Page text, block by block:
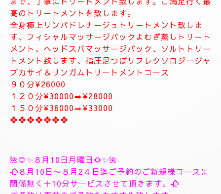
ダブルセラピストコースで日頃の疲れた身体を心ゆく
まで、丁寧にトリートメント致します。ご満足行く最
高のトリートメントを致します。
全身極上リンパドレナージュトリートメント致しま
す、フィシャルマッサージパックよむぎ蒸しトリート
メント、ヘッドスパマッサージパック、ソルトトリー
トメント致します、指圧足つぼリフレクソロジージャ
プカサイ＆リンガムトリートメントコース
９０分¥26000
１２０分¥30000⇒¥28000
１５０分¥36000⇒¥33000
🌺🌻✨８月10日月曜日🌻✨🌺
🥀８月10日〜８月2４日迄ご予約のご新規様コースに